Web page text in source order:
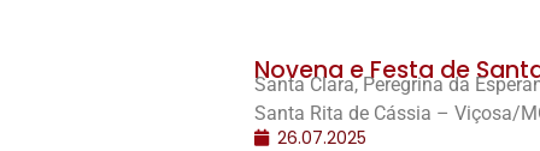
Novena e Festa de
Santa Clara, Peregrina da
Santa Rita de Cássia – Viçosa/
26.07.2025